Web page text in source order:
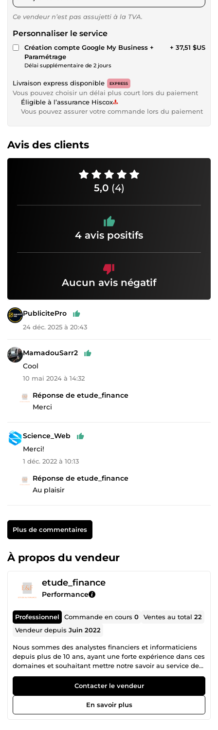
Ce vendeur n’est pas assujetti à la TVA.
Personnaliser le service
Création compte Google My Business +
Paramétrage
Délai supplémentaire de 2 jours
+ 37,51 $US
Livraison express disponible EXPRESS
Vous pouvez choisir un délai plus court lors du paiement
Éligible à l’assurance Hiscox
Vous pouvez assurer votre commande lors du paiement
Avis des clients
5,0 (4)
4 avis positifs
Aucun avis négatif
PublicitePro
24 déc. 2025 à 20:43
MamadouSarr2
Cool
10 mai 2024 à 14:32
Réponse de etude_finance
Merci
Science_Web
Merci!
1 déc. 2022 à 10:13
Réponse de etude_finance
Au plaisir
Plus de commentaires
À propos du vendeur
etude_finance
Performance
Professionnel Commande en cours0 Ventes au total22
Vendeur depuisJuin 2022
Nous sommes des analystes financiers et informaticiens
depuis plus de 10 ans, ayant une forte expérience dans ces
domaines et souhaitant mettre notre savoir au service des
futurs professionnels en quête de développement et
Contacter le vendeur
En savoir plus